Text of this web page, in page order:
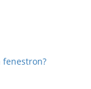
fenestron?